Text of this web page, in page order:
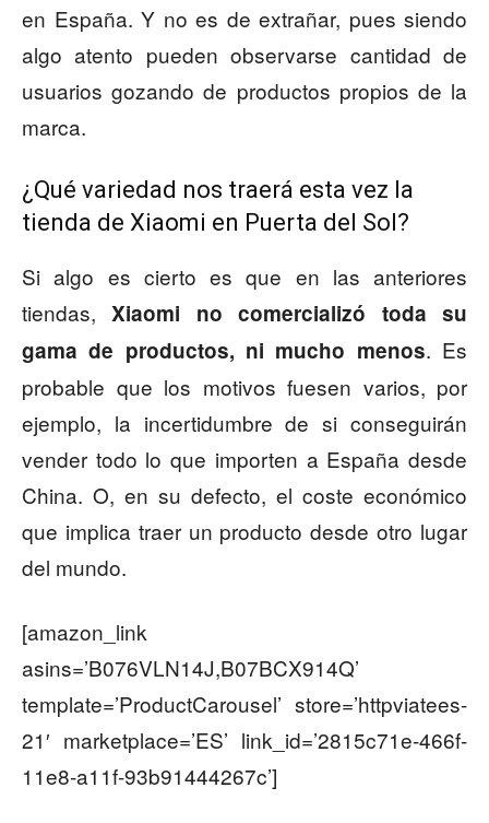
en España. Y no es de extrañar, pues siendo
algo atento pueden observarse cantidad de
usuarios gozando de productos propios de la
marca.
¿Qué variedad nos traerá esta vez la
tienda de Xiaomi en Puerta del Sol?
Si algo es cierto es que en las anteriores
tiendas,Xiaomi no comercializó toda su
gama de productos, ni mucho menos. Es
probable que los motivos fuesen varios, por
ejemplo, la incertidumbre de si conseguirán
vender todo lo que importen a España desde
China. O, en su defecto, el coste económico
que implica traer un producto desde otro lugar
del mundo.
[amazon_link
asins=’B076VLN14J,B07BCX914Q’
template=’ProductCarousel’ store=’httpviatees-
21′ marketplace=’ES’ link_id=’2815c71e-466f-
11e8-a11f-93b91444267c’]